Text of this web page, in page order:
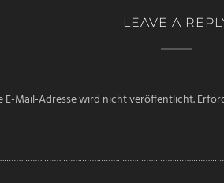
LEAVE A
E-Mail-Adresse wird nicht veröffentlicht.